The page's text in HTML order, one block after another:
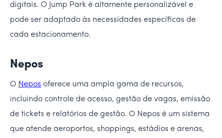
digitais. O Jump Park é altamente personalizável e
pode ser adaptado às necessidades específicas de
cada estacionamento.
Nepos
O Nepos oferece uma ampla gama de recursos,
incluindo controle de acesso, gestão de vagas, emissão
de tickets e relatórios de gestão. O Nepos é um sistema
que atende aeroportos, shoppings, estádios e arenas,